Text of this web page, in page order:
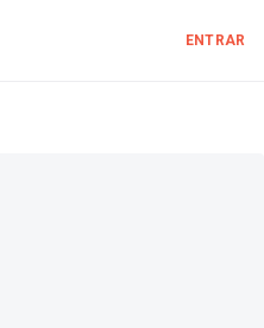
ENTRAR